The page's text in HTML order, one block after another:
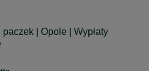
| Opole | Wypłaty